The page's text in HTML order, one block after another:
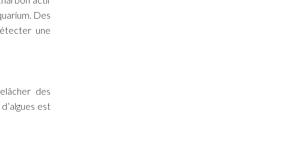
Des
une
des
est